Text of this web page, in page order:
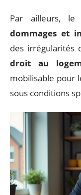
Par ailleurs, le
dommages et
des irrégularités
droit au
mobilisable pour
sous conditions